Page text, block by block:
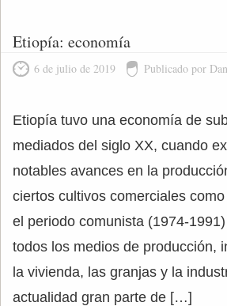
Etiopía: economía
6 de julio de 2019 Publicado por
Etiopía tuvo una economía de
mediados del siglo XX, cuando
notables avances en la
ciertos cultivos comerciales
el periodo comunista (1974-
todos los medios de producción,
la vivienda, las granjas y la
actualidad gran parte de […]